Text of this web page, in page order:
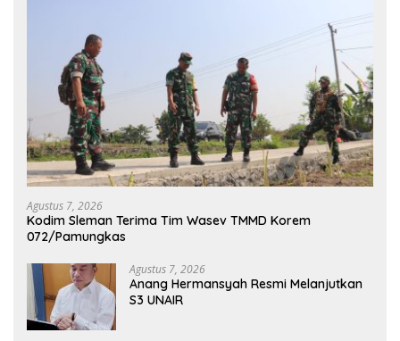
Agustus 7, 2026
Kodim Sleman Terima Tim Wasev TMMD Korem
072/Pamungkas
Agustus 7, 2026
Anang Hermansyah Resmi Melanjutkan
S3 UNAIR